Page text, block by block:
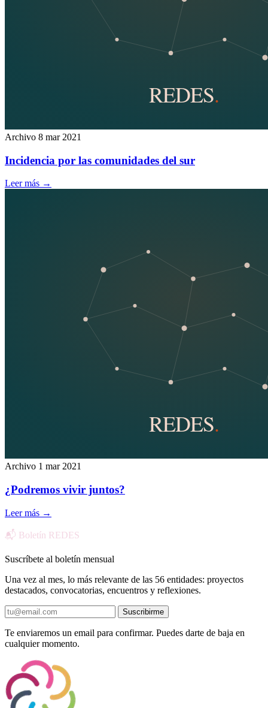
Archivo 8 mar 2021
Incidencia por las comunidades del sur
Leer más →
Archivo 1 mar 2021
¿Podremos vivir juntos?
Leer más →
📬 Boletín REDES
Suscríbete al boletín mensual
Una vez al mes, lo más relevante de las 56 entidades: proyectos
destacados, convocatorias, encuentros y reflexiones.
Suscribirme
Te enviaremos un email para confirmar. Puedes darte de baja en
cualquier momento.